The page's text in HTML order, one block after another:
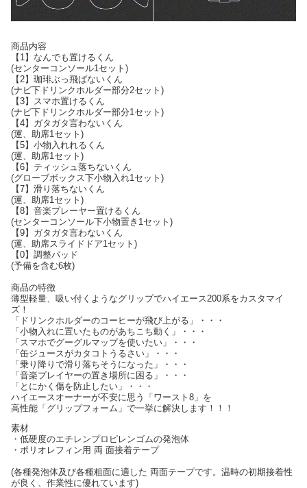
商品内容
【1】なんでも置けるくん
(センターコンソール1セット)
【2】珈琲ぶっ飛ばないくん
(ナビ下ドリンクホルダー部分2セット)
【3】スマホ置けるくん
(ナビ下ドリンクホルダー部分1セット)
【4】ガタガタ言わないくん
(運、助席1セット)
【5】小物入れれるくん
(運、助席1セット)
【6】ティッシュ落ちないくん
(グローブボックス下小物入れ1セット)
【7】滑り落ちないくん
(運、助席1セット)
【8】音楽プレーヤー置けるくん
(センターコンソール下小物置き1セット)
【9】ガタガタ言わないくん
(運、助席スライドドア1セット)
【0】調整パッド
(予備を含む6枚)
商品の特徴
薄型軽量、吸い付くようなグリップでハイエース200系をカスタマイ
ズ！
「ドリンクホルダーのコーヒーが飛び上がる」・・・
「小物入れに置いたものがあちこち動く」・・・
「スマホでグーグルマップを使いたい」・・・
「缶ジュースがカタコトうるさい」・・・
「乗り降りで滑り落ちそうになった」・・・
「音楽プレイヤーの置き場所に困る」・・・
「とにかく傷を防止したい」・・・
ハイエースオーナーが不安に思う「ワースト8」を
高性能「グリップフォーム」で一挙に解決します！！！
素材
・低硬度のエチレンプロピレンゴムの発泡体
・ポリオレフィン用 両 面接着テープ
(各種発泡体及び各種粗面に適した 両面テープです。温時の初期接着性
が良く、作業性に優れています)